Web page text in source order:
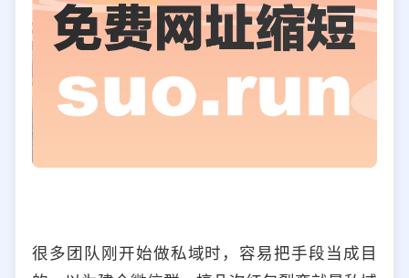
很多团队刚开始做私域时，容易把手段当成目